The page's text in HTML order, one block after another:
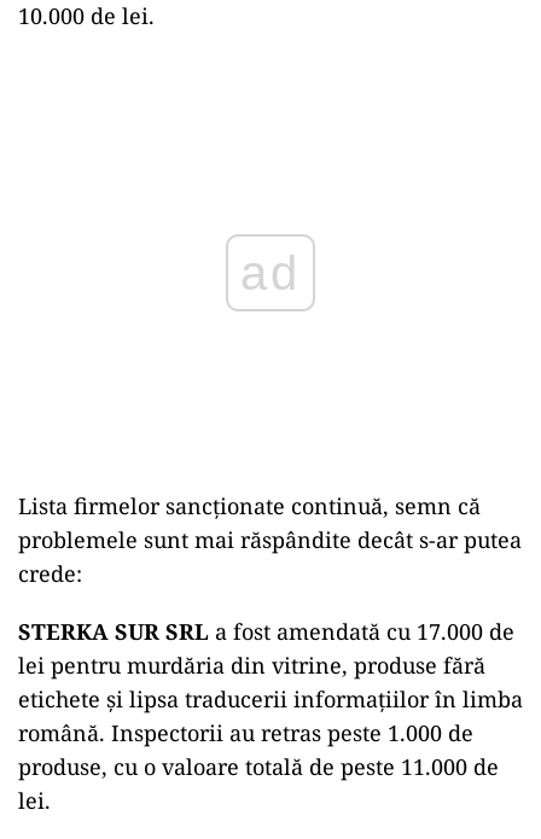
10.000 de lei.
ad
Lista firmelor sancționate continuă, semn că
problemele sunt mai răspândite decât s-ar putea
crede:
STERKA SUR SRL a fost amendată cu 17.000 de
lei pentru murdăria din vitrine, produse fără
etichete și lipsa traducerii informațiilor în limba
română. Inspectorii au retras peste 1.000 de
produse, cu o valoare totală de peste 11.000 de
lei.